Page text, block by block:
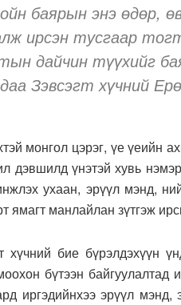
баярын энэ өдөр,
ирсэн тусгаар
дайчин түүхийг
Зэвсэгт хүчний
монгол цэрэг, үе үеийн
дэвшилд үнэтэй хувь
ухаан, эрүүл мэнд,
ямагт манлайлан зүтгэж
хүчний бие бүрэлдэхүүн
бүтээн
иргэдийнхээ эрүүл мэнд,